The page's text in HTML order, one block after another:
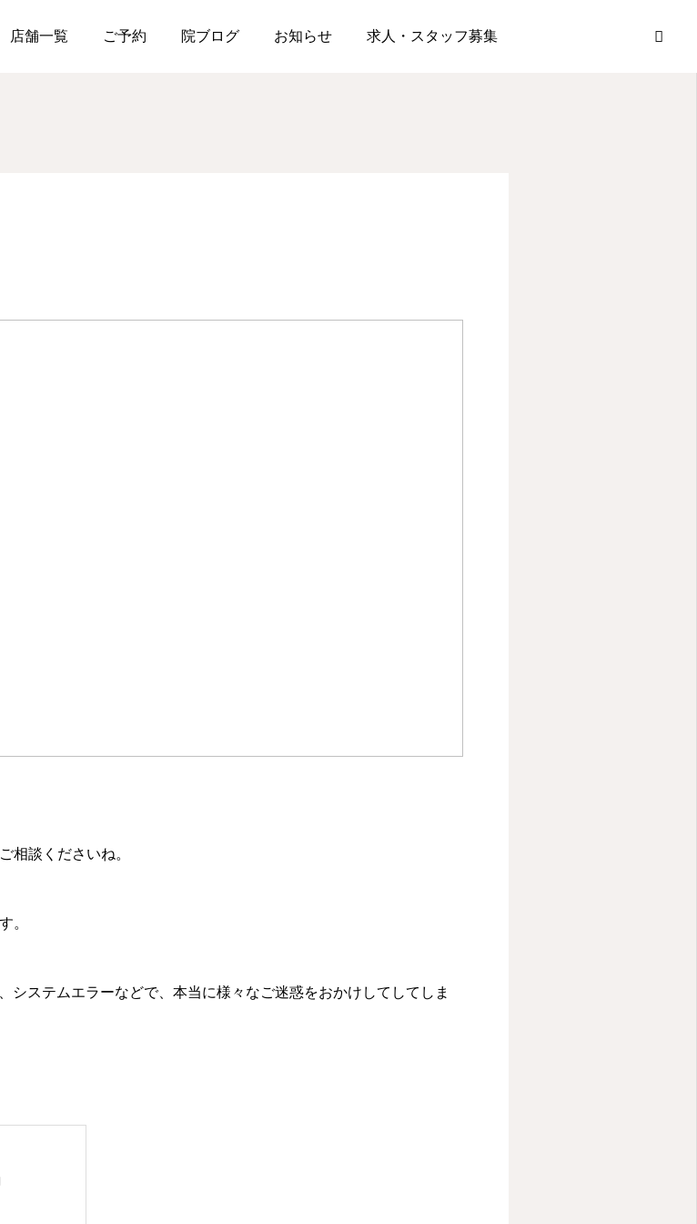
店舗一覧 ご予約 院ブログ お知らせ 求人・スタッフ募集
相談くださいね。
。
システムエラーなどで、本当に様々なご迷惑をおかけしてしてしま